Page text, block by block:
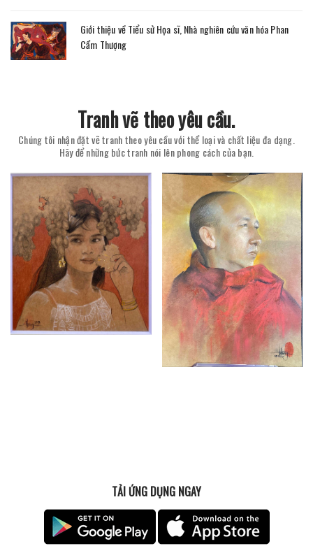
Giới thiệu về Tiểu sử Họa sĩ, Nhà nghiên cứu văn hóa Phan
Cẩm Thượng
Tranh vẽ theo yêu cầu.
Chúng tôi nhận đặt vẽ tranh theo yêu cầu với thể loại và chất liệu đa dạng.
Hãy để những bức tranh nói lên phong cách của bạn.
TẢI ỨNG DỤNG NGAY